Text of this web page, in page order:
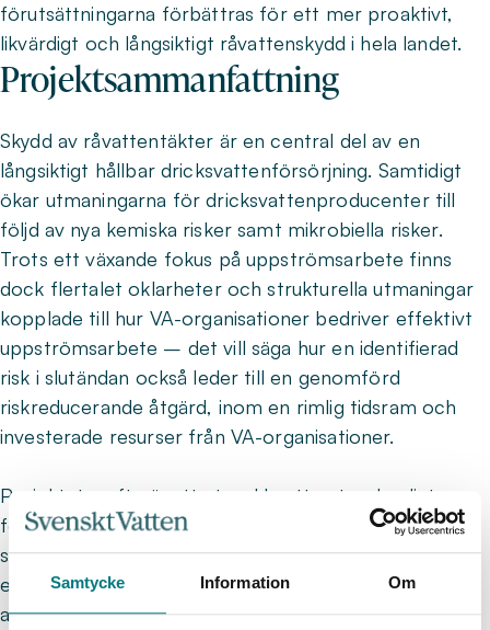
Samtycke Information Om
förutsättningarna förbättras för ett mer proaktivt,
likvärdigt och långsiktigt råvattenskydd i hela landet.
Projektsammanfattning
Skydd av råvattentäkter är en central del av en
långsiktigt hållbar dricksvattenförsörjning. Samtidigt
ökar utmaningarna för dricksvattenproducenter till
följd av nya kemiska risker samt mikrobiella risker.
Trots ett växande fokus på uppströmsarbete finns
dock flertalet oklarheter och strukturella utmaningar
kopplade till hur VA-organisationer bedriver effektivt
uppströmsarbete – det vill säga hur en identifierad
risk i slutändan också leder till en genomförd
riskreducerande åtgärd, inom en rimlig tidsram och
investerade resurser från VA-organisationer.
Projektets syfte är att utveckla ett vetenskapligt
förankrat och praktiskt tillämpbart ramverk som
stärker VA-organisationers förmåga att bedriva ett
effektivt och strategiskt uppströmsarbete för skydd
av råvattentäkter. Projektet omfattar två delmål: 1)